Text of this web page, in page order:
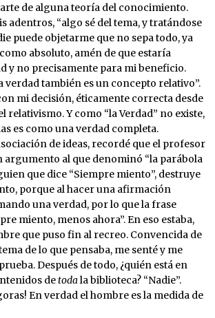
de alguna teoría del conocimiento.
adentros, “algo sé del tema, y tratándose
puede objetarme que no sepa todo, ya
absoluto, amén de que estaría
y no precisamente para mi beneficio.
verdad también es un concepto relativo”.
mi decisión, éticamente correcta desde
relativismo. Y como “la Verdad” no existe,
es como una verdad completa.
de ideas, recordé que el profesor
argumento al que denominó “la parábola
que dice “Siempre miento”, destruye
porque al hacer una afirmación
una verdad, por lo que la frase
miento, menos ahora”. En eso estaba,
que puso fin al recreo. Convencida de
de lo que pensaba, me senté y me
Después de todo, ¿quién está en
detodala biblioteca? “Nadie”.
En verdad el hombre es la medida de